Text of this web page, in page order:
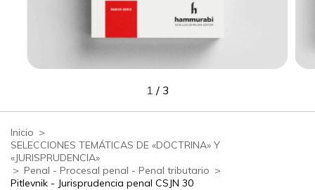
1 / 3
Inicio >
SELECCIONES TEMÁTICAS DE «DOCTRINA» Y
«JURISPRUDENCIA»
> Penal - Procesal penal - Penal tributario >
Pitlevnik - Jurisprudencia penal CSJN 30